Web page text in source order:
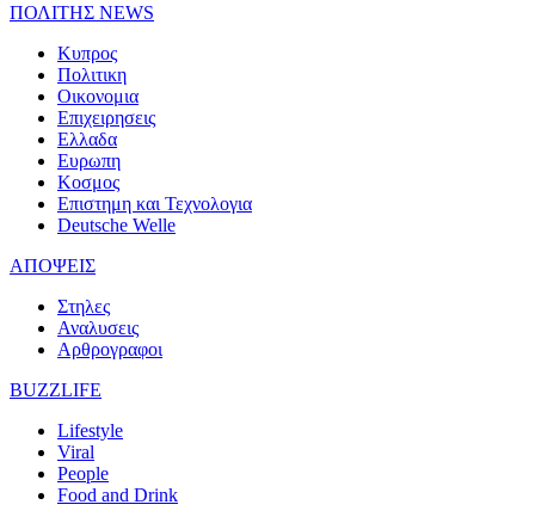
ΠΟΛΙΤΗΣ NEWS
Κυπρος
Πολιτικη
Οικονομια
Επιχειρησεις
Ελλαδα
Ευρωπη
Κοσμος
Επιστημη και Τεχνολογια
Deutsche Welle
ΑΠΟΨΕΙΣ
Στηλες
Αναλυσεις
Αρθρογραφοι
BUZZLIFE
Lifestyle
Viral
People
Food and Drink